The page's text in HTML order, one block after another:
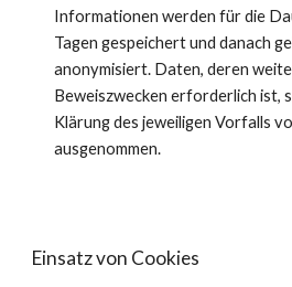
Informationen werden für die
Tagen gespeichert und danach
anonymisiert. Daten, deren
Beweiszwecken erforderlich ist,
Klärung des jeweiligen Vorfalls
ausgenommen.
Einsatz von Cookies